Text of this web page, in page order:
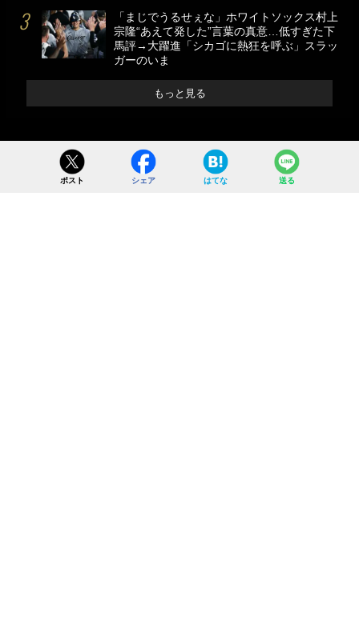
「まじでうるせぇな」ホワイトソックス村上
宗隆“あえて発した”言葉の真意…低すぎた下
馬評→大躍進「シカゴに熱狂を呼ぶ」スラッ
ガーのいま
もっと見る
ポスト シェア はてな 送る